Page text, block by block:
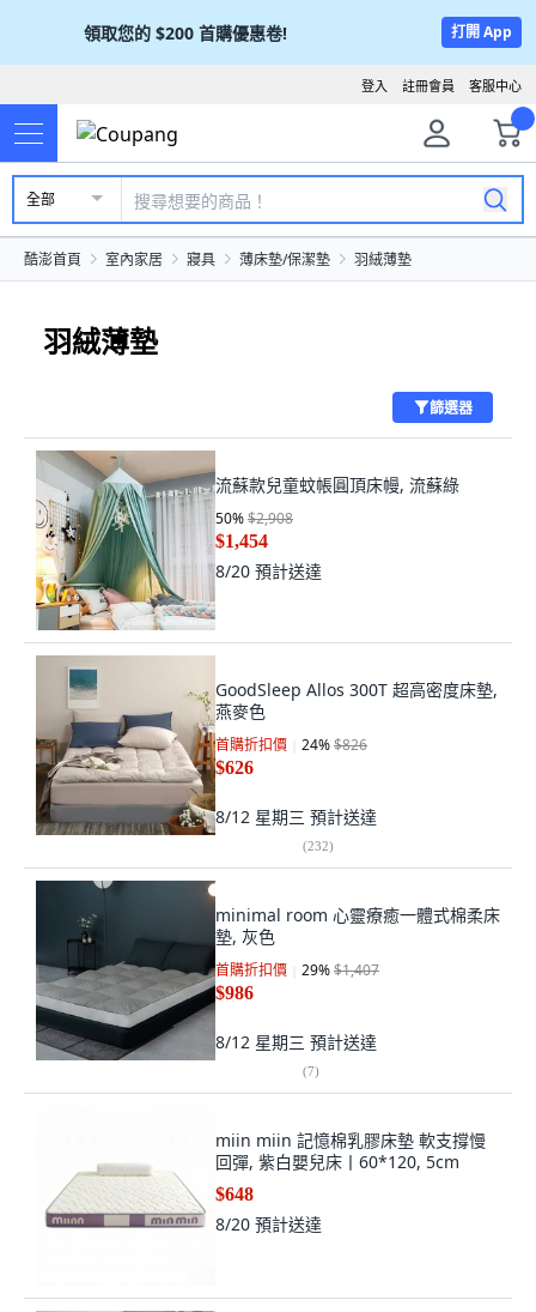
領取您的 $200 首購優惠卷! 打開 App
客服中心
註冊會員
登入
全部
酷澎首頁 室內家居 寢具 薄床墊/保潔墊 羽絨薄墊
羽絨薄墊
篩選器
流蘇款兒童蚊帳圓頂床幔, 流蘇綠
50%$2,908
$1,454
8/20 預計送達
GoodSleep Allos 300T 超高密度床墊,
燕麥色
首購折扣價 24%$826
$626
8/12 星期三 預計送達
(232)
minimal room 心靈療癒一體式棉柔床
墊, 灰色
首購折扣價 29%$1,407
$986
8/12 星期三 預計送達
(7)
miin miin 記憶棉乳膠床墊 軟支撐慢
回彈, 紫白嬰兒床丨60*120, 5cm
$648
8/20 預計送達